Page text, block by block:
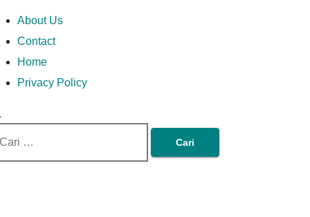
Money In Every
Way
In Every Way
About Us
Contact
Home
Privacy Policy